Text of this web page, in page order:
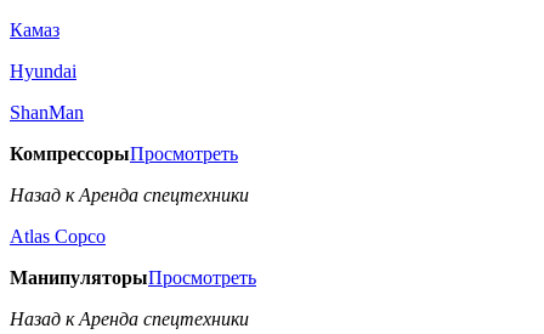
Камаз
Hyundai
ShanMan
КомпрессорыПросмотреть
Назад к Аренда спецтехники
Аtlas Copco
МанипуляторыПросмотреть
Назад к Аренда спецтехники